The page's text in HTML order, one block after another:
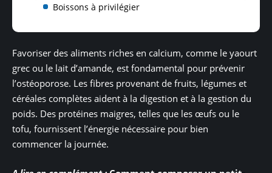
Boissons à privilégier
Favoriser des aliments riches en calcium, comme le yaourt
grec ou le lait d’amande, est fondamental pour prévenir
l’ostéoporose. Les fibres provenant de fruits, légumes et
céréales complètes aident à la digestion et à la gestion du
poids. Des protéines maigres, telles que les œufs ou le
tofu, fournissent l’énergie nécessaire pour bien
commencer la journée.